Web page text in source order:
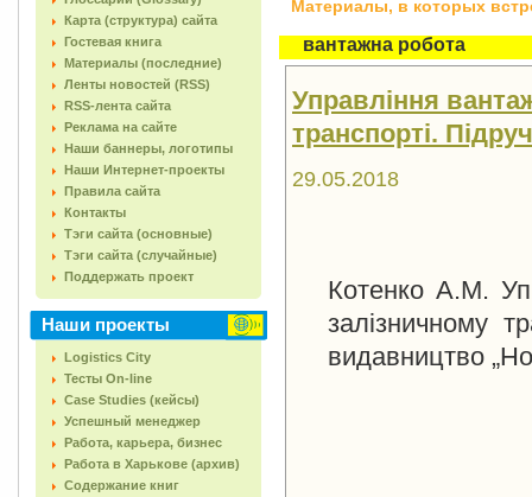
Карта (структура) сайта
Гостевая книга
Материалы (последние)
Ленты новостей (RSS)
RSS-лента сайта
Реклама на сайте
Наши баннеры, логотипы
Наши Интернет-проекты
Правила сайта
Контакты
Тэги сайта (основные)
Тэги сайта (случайные)
Поддержать проект
Наши проекты
Logistics City
Тесты On-line
Case Studies (кейсы)
Успешный менеджер
Работа, карьера, бизнес
Работа в Харькове (архив)
Содержание книг
Материалы, в которых
вантажна робота
Управління
транспорті.
29.05.2018
Котенко А.М.
залізничному
видавництво